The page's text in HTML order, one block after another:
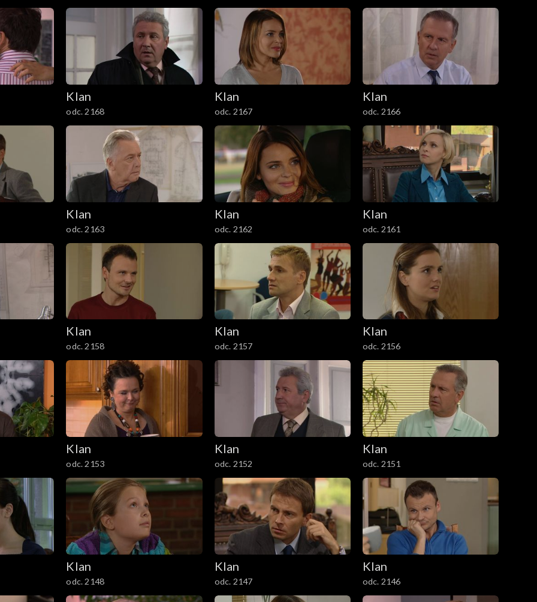
Klan
odc. 2168
Klan
odc. 2167
Klan
odc. 2166
Klan
odc. 2163
Klan
odc. 2162
Klan
odc. 2161
Klan
odc. 2158
Klan
odc. 2157
Klan
odc. 2156
Klan
odc. 2153
Klan
odc. 2152
Klan
odc. 2151
Klan
odc. 2148
Klan
odc. 2147
Klan
odc. 2146